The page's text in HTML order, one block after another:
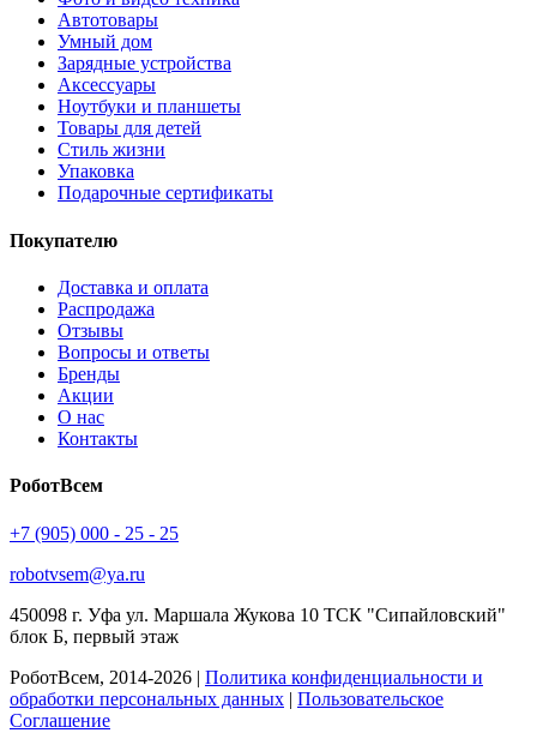
Автотовары
Умный дом
Зарядные устройства
Аксессуары
Ноутбуки и планшеты
Товары для детей
Стиль жизни
Упаковка
Подарочные сертификаты
Покупателю
Доставка и оплата
Распродажа
Отзывы
Вопросы и ответы
Бренды
Акции
О нас
Контакты
РоботВсем
+7 (905) 000 - 25 - 25
robotvsem@ya.ru
450098 г. Уфа ул. Маршала Жукова 10 ТСК "Сипайловский"
блок Б, первый этаж
РоботВсем, 2014-2026 | Политика конфиденциальности и
обработки персональных данных | Пользовательское
Соглашение